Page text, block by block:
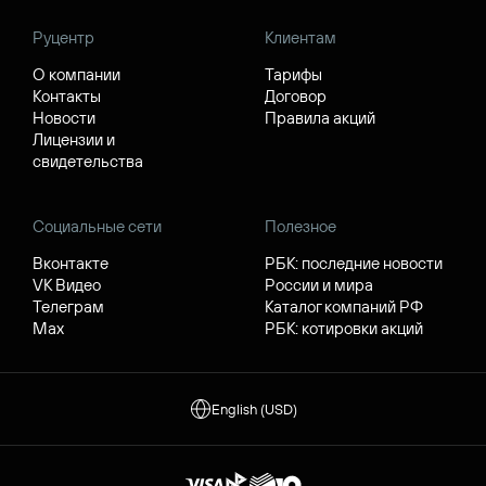
Руцентр
О компании
Контакты
Новости
Лицензии и
свидетельства
Клиентам
Тарифы
Договор
Правила акций
Социальные сети
Вконтакте
VK Видео
Телеграм
Max
Полезное
РБК: последние новости
России и мира
Каталог компаний РФ
РБК: котировки акций
English (USD)